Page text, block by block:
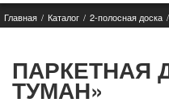
Каталог
Укладка
Главная Каталог 2-полосная доска
ПАРКЕТНАЯ
ТУМАН»